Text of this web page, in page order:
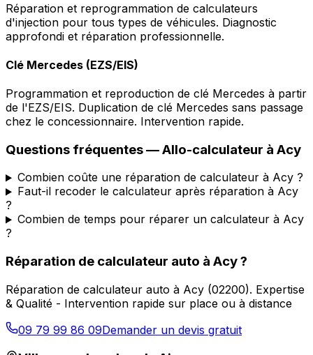
Réparation et reprogrammation de calculateurs
d'injection pour tous types de véhicules. Diagnostic
approfondi et réparation professionnelle.
Clé Mercedes (EZS/EIS)
Programmation et reproduction de clé Mercedes à partir
de l'EZS/EIS. Duplication de clé Mercedes sans passage
chez le concessionnaire. Intervention rapide.
Questions fréquentes —Allo-calculateur à Acy
Combien coûte une réparation de calculateur à Acy ?
Faut-il recoder le calculateur après réparation à Acy
?
Combien de temps pour réparer un calculateur à Acy
?
Réparation de calculateur auto à Acy?
Réparation de calculateur auto à Acy (02200). Expertise
& Qualité - Intervention rapide sur place ou à distance
09 79 99 86 09Demander un devis gratuit